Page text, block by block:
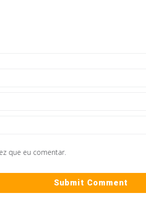
que eu comentar.